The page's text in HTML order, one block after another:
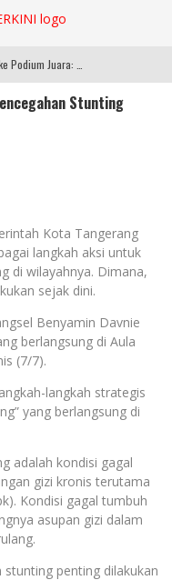
Usung Konsep ‘Japanese Inspired, Locally Produced’, Brand Lokal Yukito Hadirkan Pakaian Oversize Cotton-Linen Blend ke Pasar Indonesia
Stunting
Kota Tangerang
langkah aksi untuk
di wilayahnya. Dimana,
sejak dini.
Benyamin Davnie
berlangsung di Aula
(7/7).
langkah strategis
yang berlangsung di
adalah kondisi gagal
gizi kronis terutama
Kondisi gagal tumbuh
asupan gizi dalam
stunting penting dilakukan